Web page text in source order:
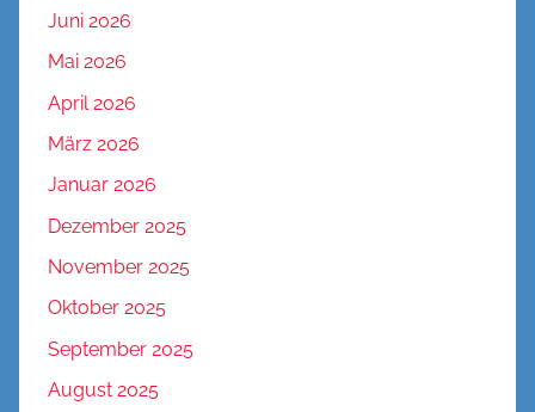
Juni 2026
Mai 2026
April 2026
März 2026
Januar 2026
Dezember 2025
November 2025
Oktober 2025
September 2025
August 2025